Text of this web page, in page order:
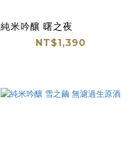
純米吟釀 曙之夜
NT$1,390